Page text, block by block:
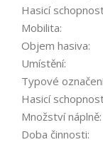
Hasicí
Mobilita:
Objem hasiva:
Umístění:
Typové
Hasicí
Množství náplně:
Doba činnosti: